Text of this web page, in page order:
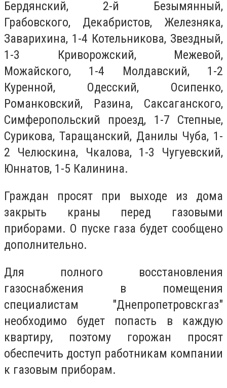
Бердянский, 2-й Безымянный,
Грабовского, Декабристов, Железняка,
Заварихина, 1-4 Котельникова, Звездный,
1-3 Криворожский, Межевой,
Можайского, 1-4 Молдавский, 1-2
Куренной, Одесский, Осипенко,
Романковский, Разина, Саксаганского,
Симферопольский проезд, 1-7 Степные,
Сурикова, Таращанский, Данилы Чуба, 1-
2 Челюскина, Чкалова, 1-3 Чугуевский,
Юннатов, 1-5 Калинина.
Граждан просят при выходе из дома
закрыть краны перед газовыми
приборами. О пуске газа будет сообщено
дополнительно.
Для полного восстановления
газоснабжения в помещения
специалистам "Днепропетровскгаз"
необходимо будет попасть в каждую
квартиру, поэтому горожан просят
обеспечить доступ работникам компании
к газовым приборам.